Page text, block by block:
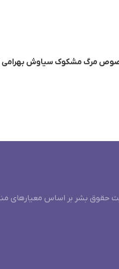
مرگ مشکوک سیاوش بهرامی
حقوق بشر بر اساس معیارهای